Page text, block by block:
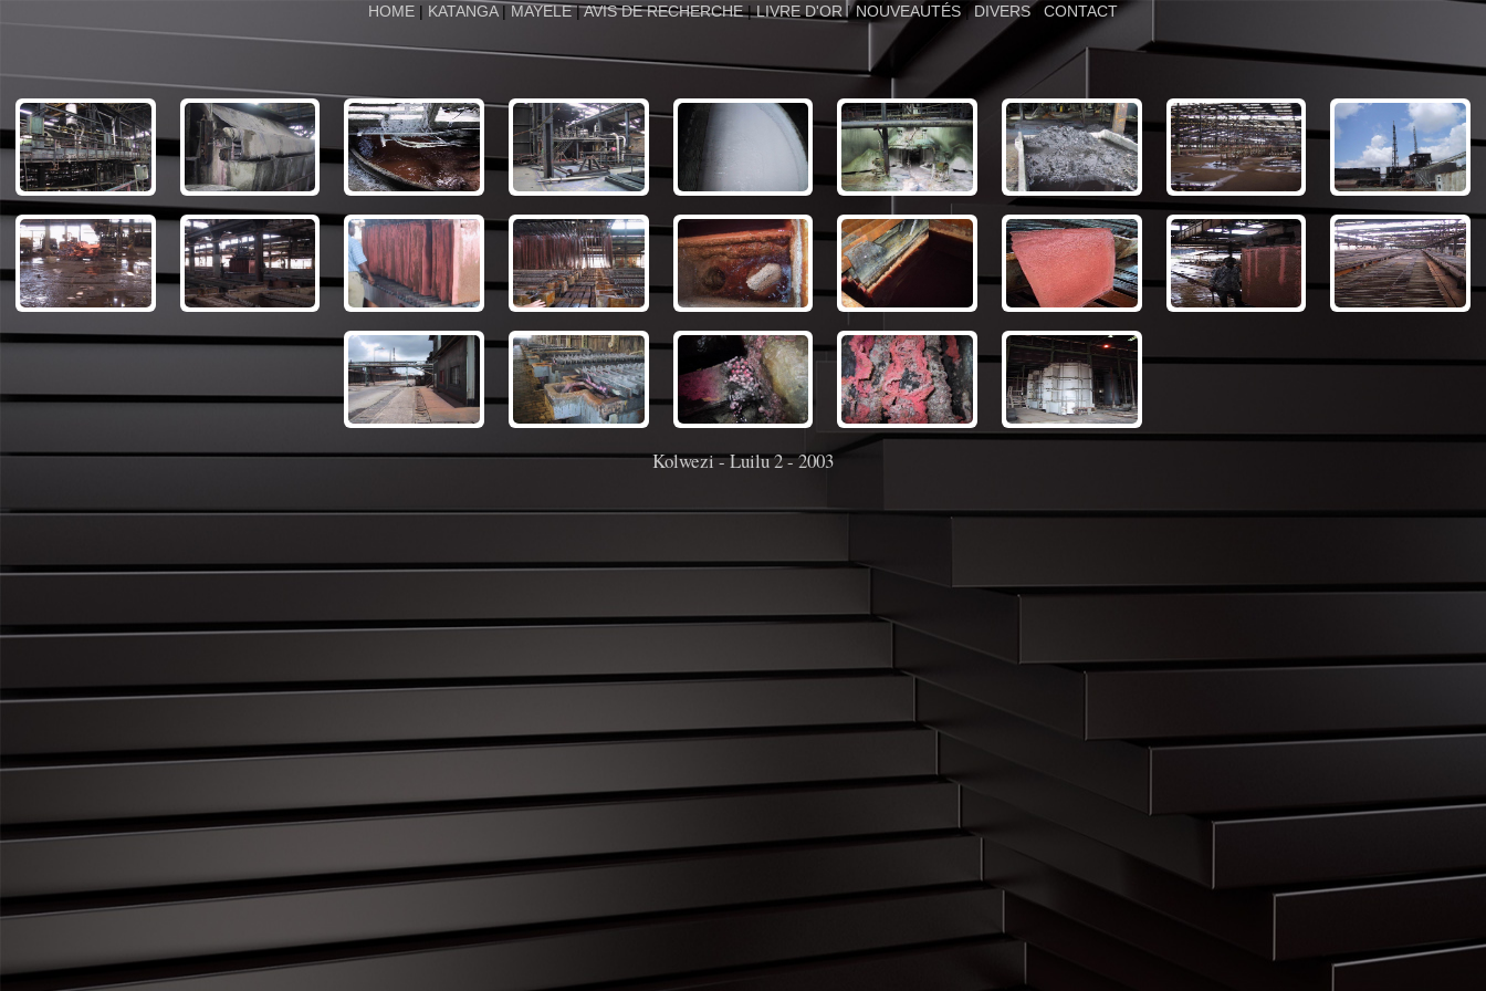
HOME | KATANGA| MAYELE|AVIS DE RECHERCHE|LIVRE D'OR |NOUVEAUTÉS |DIVERS| CONTACT
Kolwezi - Luilu 2 - 2003